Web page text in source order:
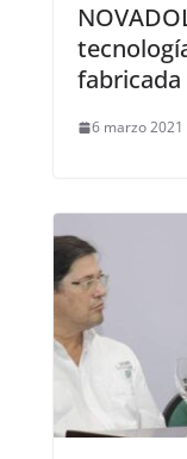
fabricada
6 marzo 2021